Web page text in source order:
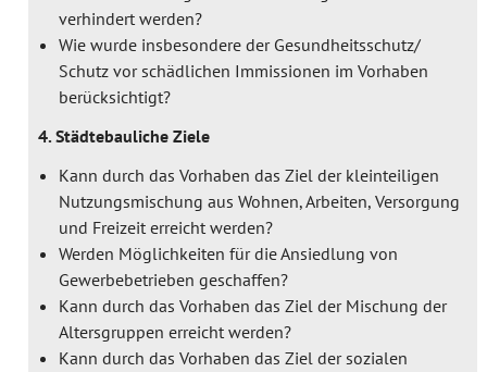
verhindert werden?
Wie wurde insbesondere der Gesundheitsschutz/
Schutz vor schädlichen Immissionen im Vorhaben
berücksichtigt?
4. Städtebauliche Ziele
Kann durch das Vorhaben das Ziel der kleinteiligen
Nutzungsmischung aus Wohnen, Arbeiten, Versorgung
und Freizeit erreicht werden?
Werden Möglichkeiten für die Ansiedlung von
Gewerbebetrieben geschaffen?
Kann durch das Vorhaben das Ziel der Mischung der
Altersgruppen erreicht werden?
Kann durch das Vorhaben das Ziel der sozialen